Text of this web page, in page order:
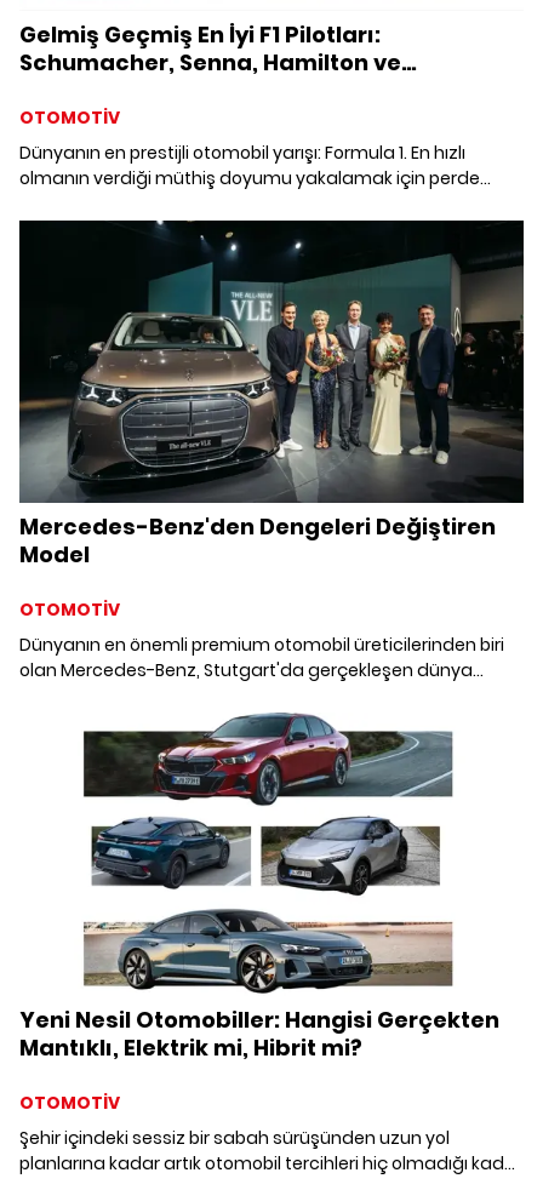
Gelmiş Geçmiş En İyi F1 Pilotları:
Schumacher, Senna, Hamilton ve
OTOMOTİV
Dünyanın en prestijli otomobil yarışı: Formula 1. En hızlı
olmanın verdiği müthiş doyumu yakalamak için perde
spor organizasyonu. Sezonunu milyonlarca insanın takip
ettiği hem markalar hem de pilotlar arasında tarihe
kazınan rekabetlerin yaşandığı heyecan fırtınası. 2026
sezonu da başlamışken gelin bu büyük heyecanın
yıldızlarını ve rekabetlerini birlikte inceleyelim.
Mercedes-Benz'den Dengeleri Değiştiren
Model
OTOMOTİV
Dünyanın en önemli premium otomobil üreticilerinden biri
olan Mercedes-Benz, Stutgart'da gerçekleşen dünya
Yeni Nesil Otomobiller: Hangisi Gerçekten
Mantıklı, Elektrik mi, Hibrit mi?
OTOMOTİV
Şehir içindeki sessiz bir sabah sürüşünden uzun yol
planlarına kadar artık otomobil tercihleri hiç olmadığı kadar